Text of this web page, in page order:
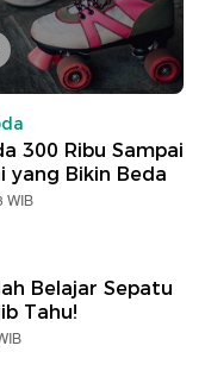
300 Ribu Sampai
yang Bikin Beda
WIB
Belajar Sepatu
Tahu!